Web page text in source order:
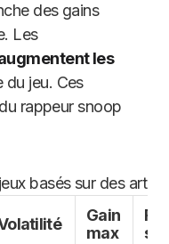
des gains
Les
les
du jeu. Ces
rappeur snoop
basés sur des
Gain
max